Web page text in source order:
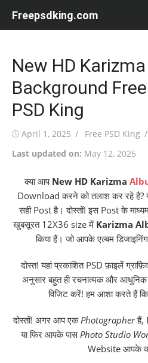
Freepsdking.com
New HD
Background
PSD King
Posted
April 1, 2025 Author
Free PSD King
Last updated on: May 12, 2025
क्या आप New HD Karizma
Download करने को तलाश कर रहे है?
सही Post है। दोस्तों! इस Post के
खुबसूरत 12X36 size में Karizma
किया हैं। जो आपके एल्बम
दोस्त! यहां प्रकाशित PSD फ़ाइलें
अनुसार बहुत ही रचनात्मक और
विजिट करें! हम आशा करते हैं
दोस्तों! अगर आप एक Photographerहैं,
या फिर आपके पास Photo Studio
Website आपके